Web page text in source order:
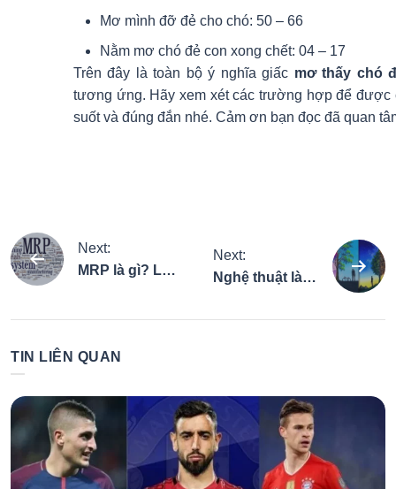
Mơ mình đỡ đẻ cho chó: 50 – 66
Nằm mơ chó đẻ con xong chết: 04 – 17
Trên đây là toàn bộ ý nghĩa giấc mơ thấy chó
tương ứng. Hãy xem xét các trường hợp để được
suốt và đúng đắn nhé. Cảm ơn bạn đọc đã quan
Điều
bài
viết
Next:
MRP là gì? Lợi
Next:
Nghệ thuật là
những loại
TIN LIÊN QUAN